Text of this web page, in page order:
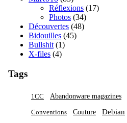
Réflexions (17)
Photos (34)
Découvertes (48)
Bidouilles (45)
Bullshit (1)
X-files (4)
Tags
1CC Abandonware magazines
Conventions Couture Debian